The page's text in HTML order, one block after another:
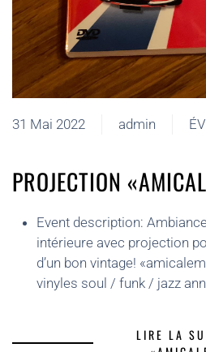
31 Mai 2022 admin
PROJECTION
Event description:
intérieure avec projection
d’un bon vintage!
vinyles soul / funk / jazz
LIRE LA